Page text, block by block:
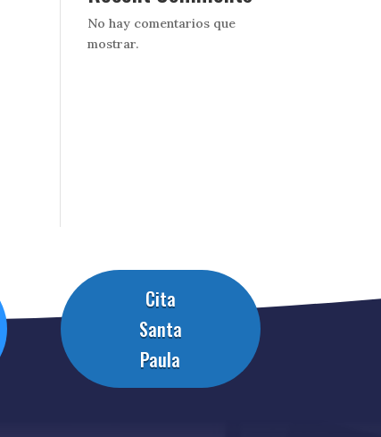
No hay comentarios que
mostrar.
Cita
Santa
Paula